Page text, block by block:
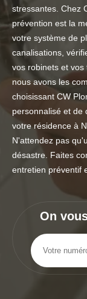
stressantes. Chez
prévention est la
votre système de
canalisations,
vos robinets et
nous avons les
choisissant CW
personnalisé et de
votre résidence à
N'attendez pas
désastre. Faites
entretien préventif
On